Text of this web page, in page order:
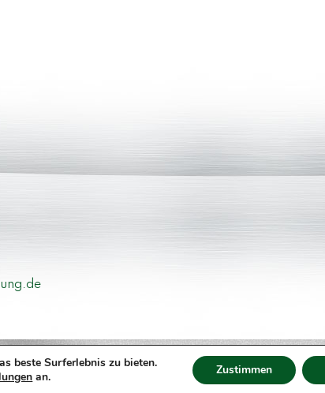
beste Surferlebnis zu bieten.
an. Zustimmen